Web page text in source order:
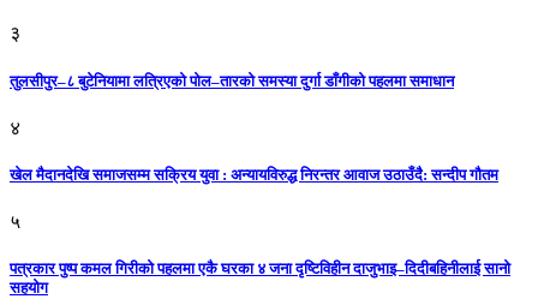
३
तुलसीपुर–८ बुटेनियामा लत्रिएको पोल–तारको समस्या दुर्गा डाँगीको पहलमा समाधान
४
खेल मैदानदेखि समाजसम्म सक्रिय युवा : अन्यायविरुद्ध निरन्तर आवाज उठाउँदै: सन्दीप गौतम
५
पत्रकार पुष्प कमल गिरीको पहलमा एकै घरका ४ जना दृष्टिविहीन दाजुभाइ–दिदीबहिनीलाई सानो
सहयोग